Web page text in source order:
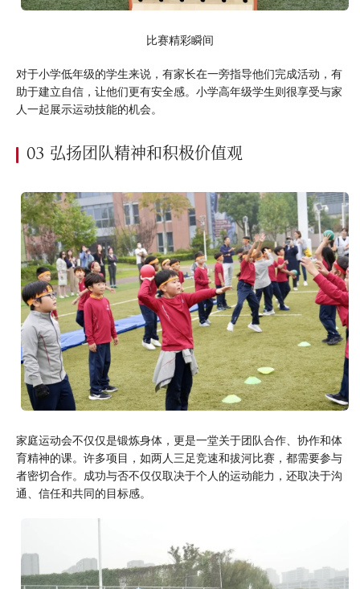
比赛精彩瞬间
对于小学低年级的学生来说，有家长在一旁指导他们完成活动，有
助于建立自信，让他们更有安全感。小学高年级学生则很享受与家
人一起展示运动技能的机会。
03 弘扬团队精神和积极价值观
家庭运动会不仅仅是锻炼身体，更是一堂关于团队合作、协作和体
育精神的课。许多项目，如两人三足竞速和拔河比赛，都需要参与
者密切合作。成功与否不仅仅取决于个人的运动能力，还取决于沟
通、信任和共同的目标感。